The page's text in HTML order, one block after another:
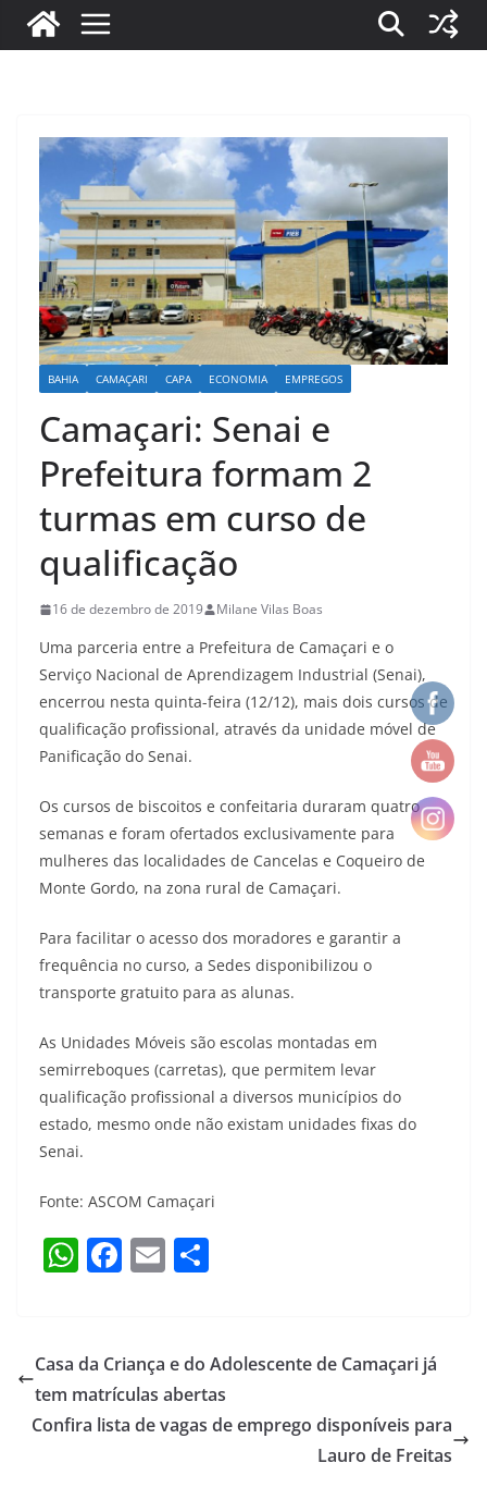
BAHIA CAMAÇARI CAPA ECONOMIA EMPREGOS
Camaçari: Senai e
Prefeitura formam 2
turmas em curso de
qualificação
16 de dezembro de 2019 Milane Vilas Boas
Uma parceria entre a Prefeitura de Camaçari e o
Serviço Nacional de Aprendizagem Industrial (Senai),
encerrou nesta quinta-feira (12/12), mais dois cursos de
qualificação profissional, através da unidade móvel de
Panificação do Senai.
Os cursos de biscoitos e confeitaria duraram quatro
semanas e foram ofertados exclusivamente para
mulheres das localidades de Cancelas e Coqueiro de
Monte Gordo, na zona rural de Camaçari.
Para facilitar o acesso dos moradores e garantir a
frequência no curso, a Sedes disponibilizou o
transporte gratuito para as alunas.
As Unidades Móveis são escolas montadas em
semirreboques (carretas), que permitem levar
qualificação profissional a diversos municípios do
estado, mesmo onde não existam unidades fixas do
Senai.
Fonte: ASCOM Camaçari
W
s
A
p
F
e
b
o
E
l e
Casa da Criança e do Adolescente de Camaçari já
tem matrículas abertas
Confira lista de vagas de emprego disponíveis para
Lauro de Freitas